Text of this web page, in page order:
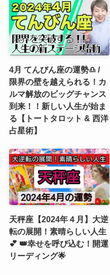
4月 てんびん座の運勢♎️ /
限界の壁を越えられる！カ
ルマ解放のビッグチャンス
到来！！新しい人生が始ま
る【トートタロット & 西洋
占星術】
天秤座【2024年４月】大逆
転の展開！素晴らしい人生
💕 👑幸せを呼び込む！開運
リーディング🌟